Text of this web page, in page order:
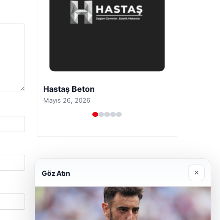
Prenses Night Club
Nisan 29, 2026
Göz Atın ×